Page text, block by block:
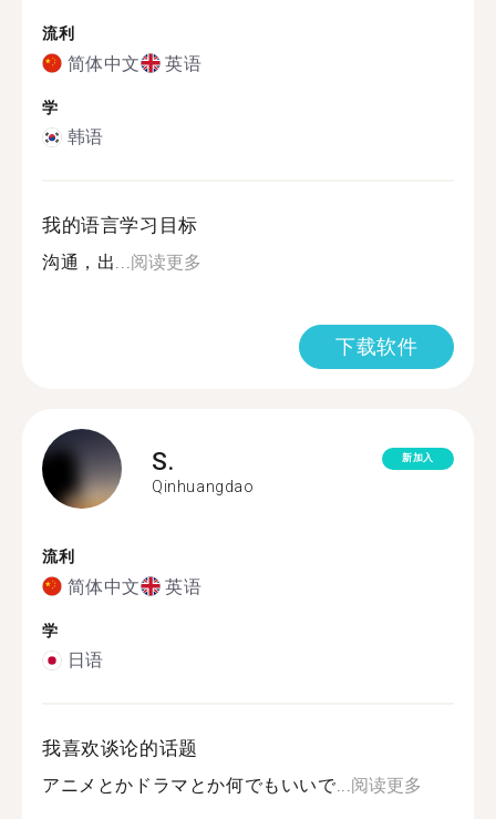
流利
简体中文 英语
学
韩语
我的语言学习目标
沟通，出...阅读更多
下载软件
S.
Qinhuangdao
新加入
流利
简体中文 英语
学
日语
我喜欢谈论的话题
アニメとかドラマとか何でもいいで...阅读更多